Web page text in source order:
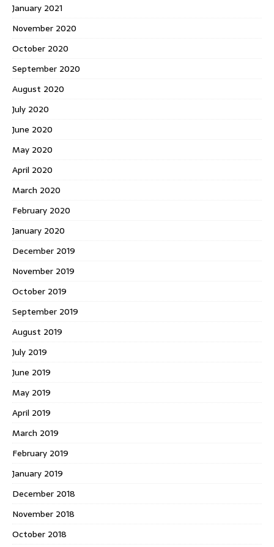
January 2021
November 2020
October 2020
September 2020
August 2020
July 2020
June 2020
May 2020
April 2020
March 2020
February 2020
January 2020
December 2019
November 2019
October 2019
September 2019
August 2019
July 2019
June 2019
May 2019
April 2019
March 2019
February 2019
January 2019
December 2018
November 2018
October 2018